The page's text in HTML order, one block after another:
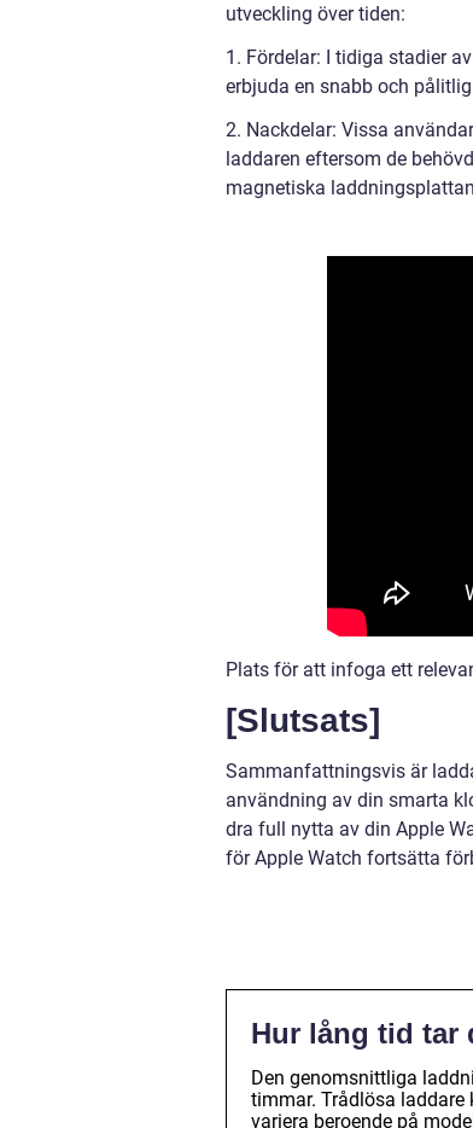
utveckling över tiden:
1. Fördelar: I tidiga stadier
erbjuda en snabb och
2. Nackdelar: Vissa
laddaren eftersom de
magnetiska
Plats för att infoga ett
[Slutsats]
Sammanfattningsvis är
användning av din smarta
dra full nytta av din Apple
för Apple Watch fortsätta
Hur lång tid tar
Den genomsnittliga
timmar. Trådlösa
variera beroende på